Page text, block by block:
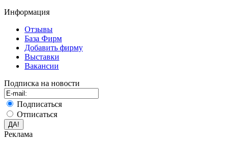
Информация
Отзывы
База Фирм
Добавить фирму
Выставки
Вакансии
Подписка на новости
Подписаться
Отписаться
Реклама